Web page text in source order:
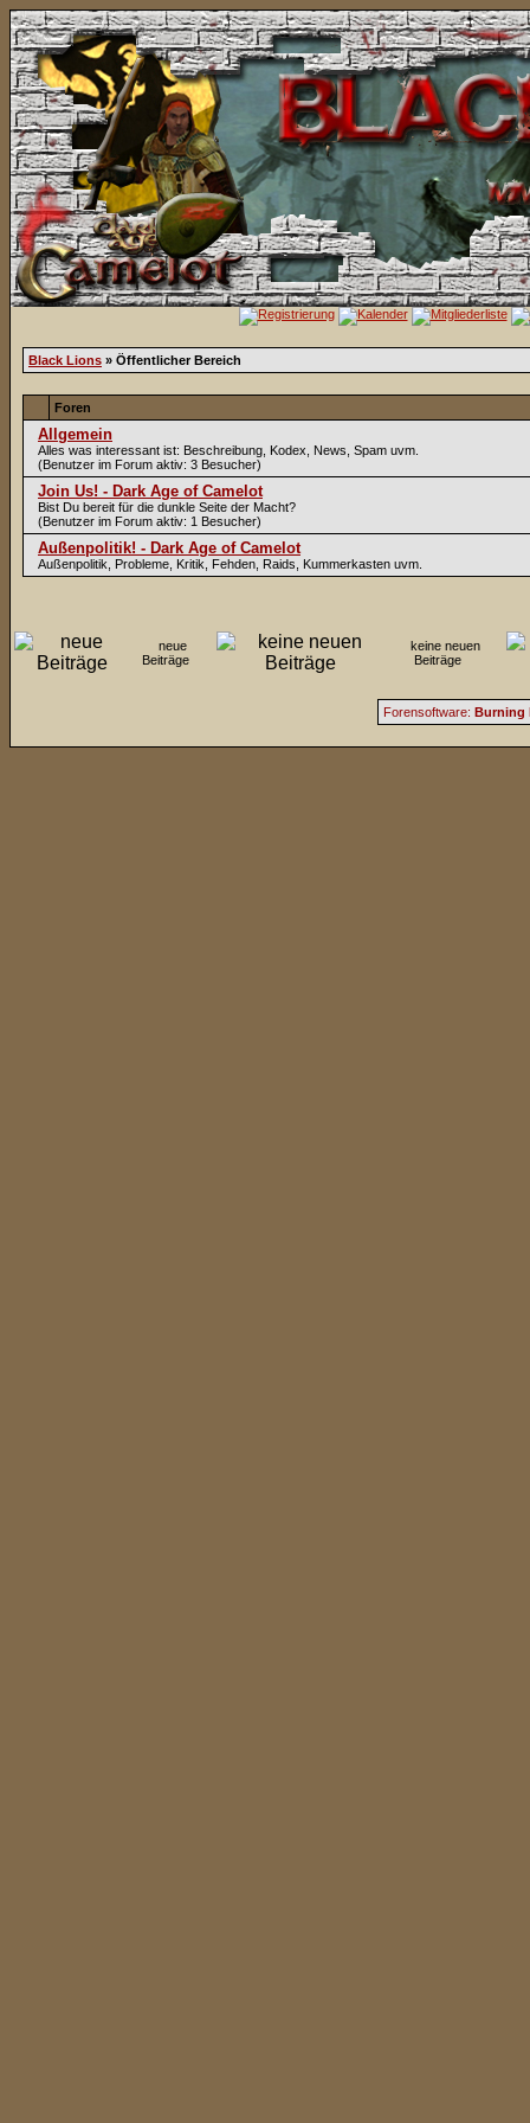
Black Lions » Öffentlicher Bereich
Foren
Allgemein
Alles was interessant ist: Beschreibung, Kodex, News, Spam uvm.
(Benutzer im Forum aktiv: 3 Besucher)
Join Us! - Dark Age of Camelot
Bist Du bereit für die dunkle Seite der Macht?
(Benutzer im Forum aktiv: 1 Besucher)
Außenpolitik! - Dark Age of Camelot
Außenpolitik, Probleme, Kritik, Fehden, Raids, Kummerkasten uvm.
neue
Beiträge
keine neuen
Beiträge
Forensoftware: Burning